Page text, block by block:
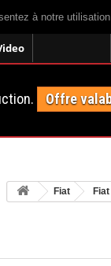
à notre
Offre
Fiat